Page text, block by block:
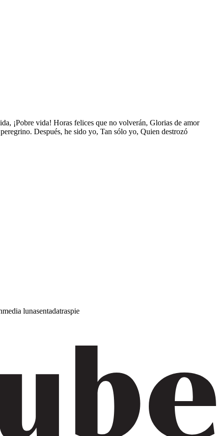
¡Pobre vida! Horas felices que no volverán, Glorias de amor
Después, he sido yo, Tan sólo yo, Quien destrozó
media lunasentadatraspie